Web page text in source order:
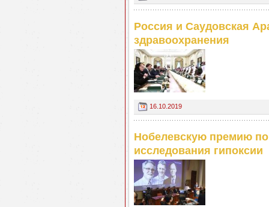
Россия и Саудовская
здравоохранения
16.10.2019
Нобелевскую премию
исследования гипоксии